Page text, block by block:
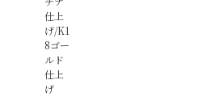
仕上
げ/K1
8ゴー
ルド
仕上
げ